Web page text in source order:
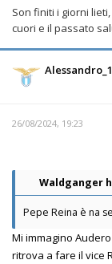
Son finiti i giorni
cuori e il passato
26/08/2024, 19:23
Waldganger
Pepe Reina è na
Mi immagino
ritrova a fare il vice